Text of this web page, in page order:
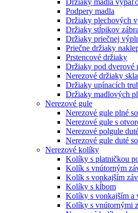
Podpery madla
Držiaky plechových
Držiaky stĺpikov
Držiaky priečnej
Priečne držiaky
Prstencové držiaky
Držiaky pod dverové
Nerezové držiaky
Držiaky upínacích
Držiaky madlových
Nerezové gule
Nerezové gule plné
Nerezové gule s
Nerezové polgule
Nerezové gule duté
Nerezové kolíky
Kolíky s platničkou
Kolík s vnútorným
Kolík s vonkajším
Kolíky s kĺbom
Kolíky s vonkajším a
Kolíky s vnútornými